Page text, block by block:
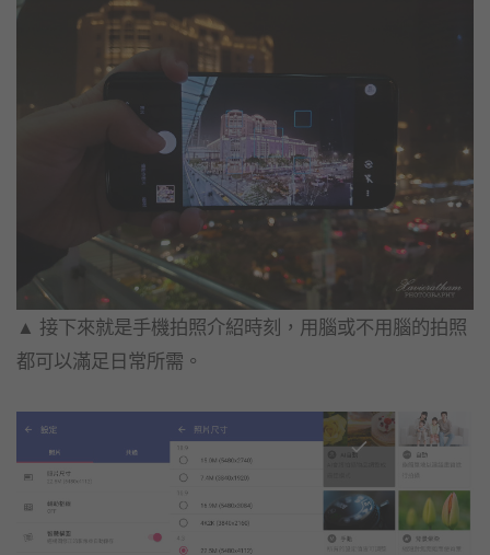
▲ 接下來就是手機拍照介紹時刻， 用腦或不用腦的拍照
都可以滿足日常所需。